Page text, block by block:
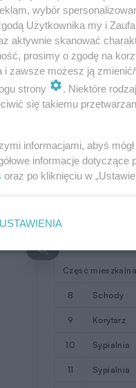
7 pokój
Razem
Parter łącznie
2 kotłownia
Część mieszkalna
8 schody
9 korytarz
10 sypialnia
11 sypialnia
wybór
Użytkownika my i
aktywnie skanować
prosimy o zgodę na
i zawsze możesz ją
strony
. Niektóre
się takiemu
informacjami, abyś
informacje
oraz po kliknięciu w
USTAWIENIA